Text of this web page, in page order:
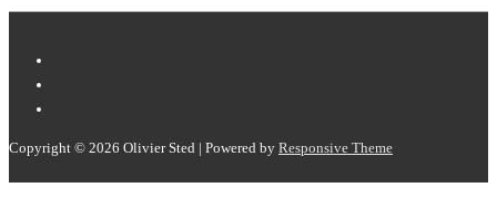
Copyright © 2026 Olivier Sted | Powered by Responsive Theme